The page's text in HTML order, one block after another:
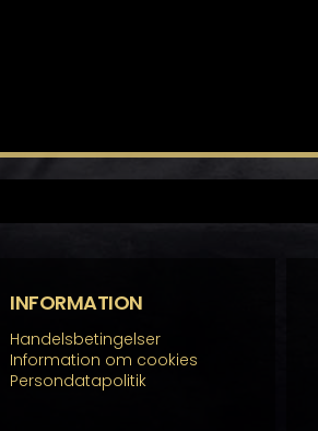
INFORMATION
Handelsbetingelser
Information om cookies
Persondatapolitik